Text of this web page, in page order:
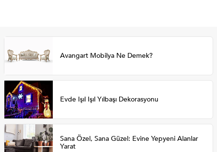
Avangart Mobilya Ne Demek?
Evde Işıl Işıl Yılbaşı Dekorasyonu
Sana Özel, Sana Güzel: Evine Yepyeni Alanlar
Yarat